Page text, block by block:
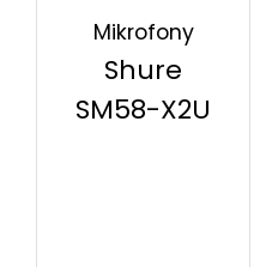
Mikrofony
Shure
SM58-X2U